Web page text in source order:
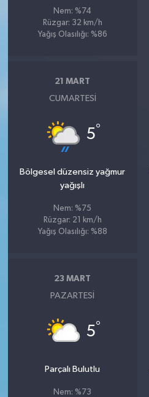
Nem: %74
Rüzgar: 32 km/h
Yağış Olasılığı: %86
21 MART
CUMARTESI
5°
Bölgesel düzensiz yağmur
yağışlı
Nem: %75
Rüzgar: 21 km/h
Yağış Olasılığı: %88
23 MART
PAZARTESI
5°
Parçalı Bulutlu
Nem: %73